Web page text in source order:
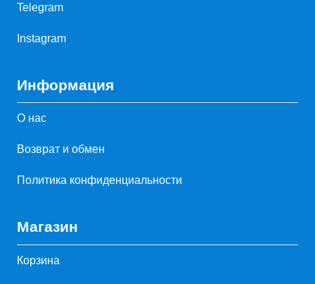
Telegram
Instagram
Информация
О нас
Возврат и обмен
Политика конфиденциальности
Магазин
Корзина